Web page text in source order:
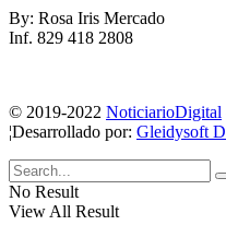
By: Rosa Iris Mercado
Inf. 829 418 2808
© 2019-2022 NoticiarioDigital
¦Desarrollado por: Gleidysoft
No Result
View All Result